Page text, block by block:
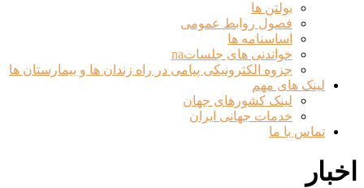
بولتن ها
فصول روابط عمومی
اساسنامه ها
خواندنی های جلساتna
جزوه الکترونیکی پیامی در راه زندان ها و بیمارستان ها
لینک های مهم
لینک کشورهای جهان
خدمات جهانی ایران
تماس با ما
اخبار